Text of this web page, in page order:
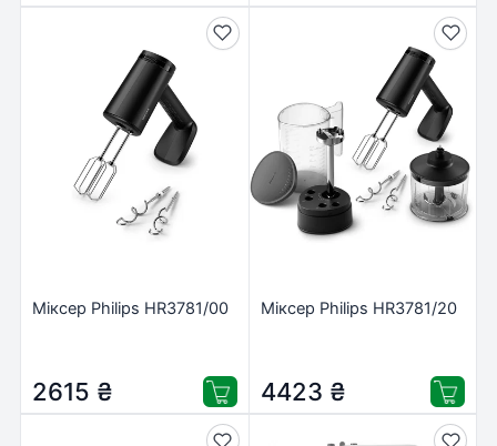
Міксер Philips HR3781/00
2615 ₴
Міксер Philips HR3781/20
4423 ₴